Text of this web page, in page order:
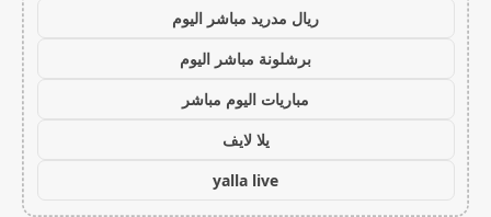
ريال مدريد مباشر اليوم
برشلونة مباشر اليوم
مباريات اليوم مباشر
يلا لايف
yalla live